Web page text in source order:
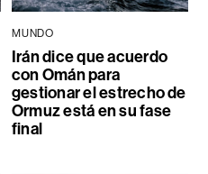
MUNDO
Irán dice que acuerdo
con Omán para
gestionar el estrecho de
Ormuz está en su fase
final